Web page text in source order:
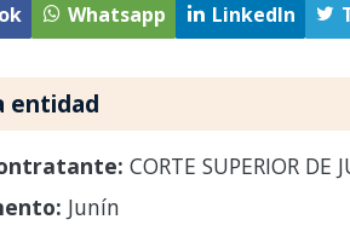
Whatsapp LinkedIn
entidad
CORTE SUPERIOR DE
Junín